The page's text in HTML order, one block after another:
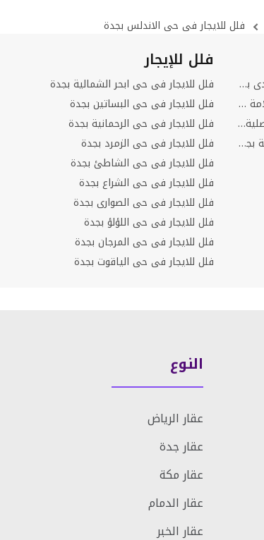
فلل للايجار فى حى الاندلس بجدة
1 غرفة نوم شقق للايجار فى حى البوادى بجدة
1 غرفة نوم شقق للايجار فى حى السلامة بجدة
1 غرفة نوم شقق للايجار فى حى الفيصلية بجدة
1 غرفة نوم شقق للايجار فى حى النزهة بجدة
فلل للإيجار
فلل للايجار فى حى ابحر الشمالية بجدة
فلل للايجار فى حى البساتين بجدة
فلل للايجار فى حى الرحمانية بجدة
فلل للايجار فى حى الزمرد بجدة
فلل للايجار فى حى الشاطئ بجدة
فلل للايجار فى حى الشراع بجدة
فلل للايجار فى حى الصوارى بجدة
فلل للايجار فى حى اللؤلؤ بجدة
فلل للايجار فى حى المرجان بجدة
فلل للايجار فى حى الياقوت بجدة
النوع
عقار الرياض
عقار جدة
عقار مكة
عقار الدمام
عقار الخبر